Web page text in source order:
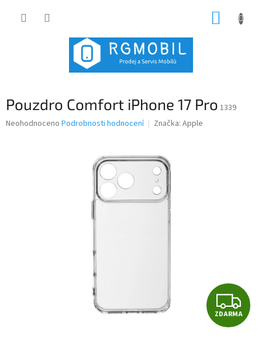
Pouzdro Comfort iPhone 17 Pro 1339
Průměrné
Neohodnoceno Podrobnosti hodnocení Značka: Apple
Z
D
ZDARMA